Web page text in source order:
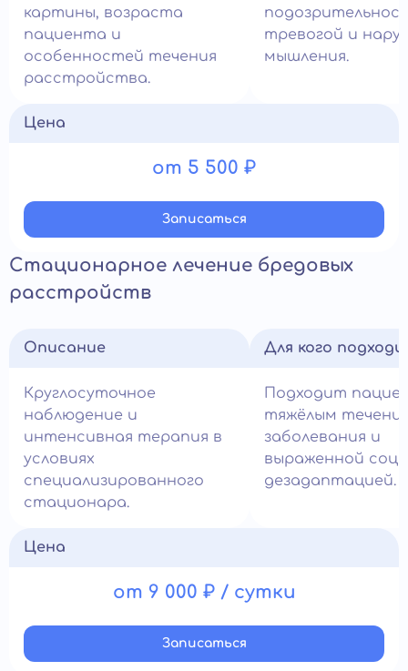
картины, возраста
пациента и
особенностей течения
расстройства.
тревогой и
мышления.
Цена
от 5 500 ₽
Записатьcя
Стационарное лечение бредовых
расстройств
Описание
Круглосуточное
наблюдение и
интенсивная терапия в
условиях
специализированного
стационара.
Для кого
Подходит
тяжёлым
заболевания и
выраженной
дезадаптацией.
Цена
от 9 000 ₽ / сутки
Записатьcя